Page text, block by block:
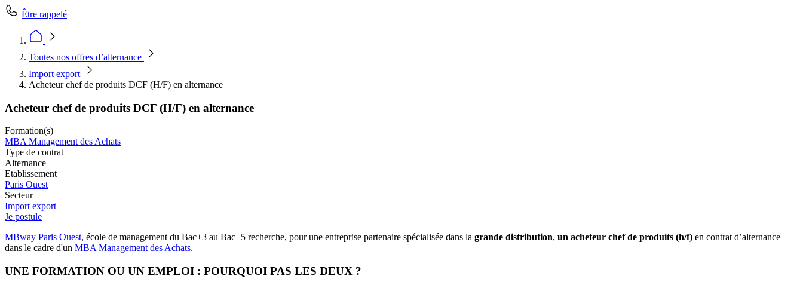
Être rappelé
Toutes nos offres d’alternance
Import export
Acheteur chef de produits DCF (H/F) en alternance
Acheteur chef de produits DCF (H/F) en alternance
Formation(s)
MBA Management des Achats
Type de contrat
Alternance
Etablissement
Paris Ouest
Secteur
Import export
Je postule
MBway Paris Ouest, école de management du Bac+3 au Bac+5 recherche, pour une entreprise partenaire spécialisée dans la grande distribution, un acheteur chef de produits (h/f) en contrat d’alternance
dans le cadre d'un MBA Management des Achats.
UNE FORMATION OU UN EMPLOI : POURQUOI PAS LES DEUX ?